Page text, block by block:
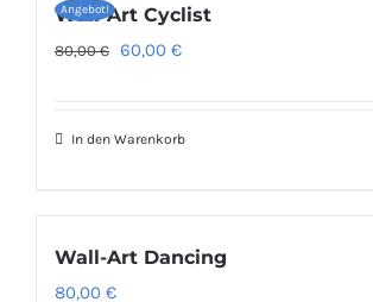
Angebot!
Wall-Art Cyclist
80,00€ Ursprünglicher
80,00 €
60,00 €Aktueller
60,00 €.
In den Warenkorb
Wall-Art Dancing
80,00 €